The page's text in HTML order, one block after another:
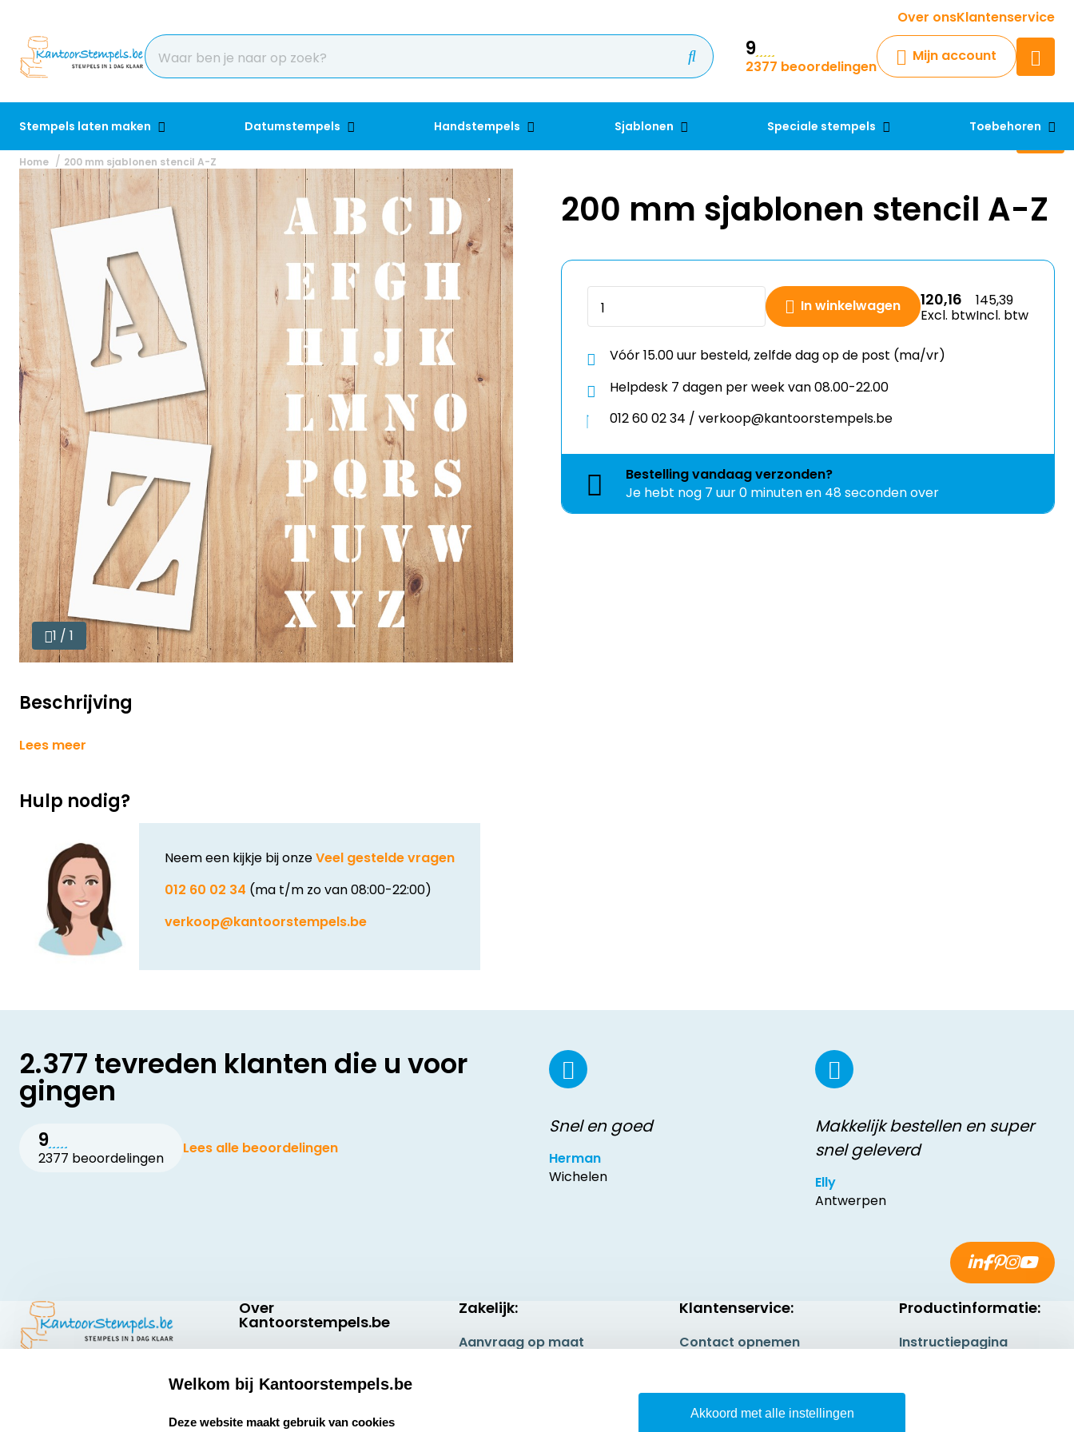
Over onsKlantenservice
9
2377 beoordelingen
Mijn account
Stempels laten maken Datumstempels Handstempels Sjablonen Speciale stempels Toebehoren
Krijg een antwoord op uw vraag
Chatbot
Chat 24/7 met onze chatbot
Contact
Home 200 mm sjablonen stencil A-Z
1 / 1
Beschrijving
Lees meer
Hulp nodig?
Neem een kijkje bij onzeVeel gestelde vragen
012 60 02 34 (ma t/m zo van 08:00-22:00)
verkoop@kantoorstempels.be
200 mm sjablonen stencil A-Z
In winkelwagen 120,16
Excl. btw
145,39
Incl. btw
Vóór 15.00 uur besteld, zelfde dag op de post (ma/vr)
Helpdesk 7 dagen per week van 08.00-22.00
012 60 02 34 / verkoop@kantoorstempels.be
Bestellingvandaagverzonden?
Je hebt nog 7 uur 0 minuten en 47 seconden over
2.377 tevreden klanten die u voor
gingen
9
2377 beoordelingen
Lees alle beoordelingen
Snel en goed
Herman
Wichelen
Makkelijk bestellen en super
snel geleverd
Elly
Antwerpen
Kantoorstempels.be
Over
Kantoorstempels.be
Bedrijfsgegevens
Extra informatie
Zakelijk:
Aanvraag op maat
Klantenservice:
Contact opnemen
Productinformatie:
Instructiepagina
Safety Sheets
Welkom bij Kantoorstempels.be
Deze website maakt gebruik van cookies
Akkoord met alle instellingen